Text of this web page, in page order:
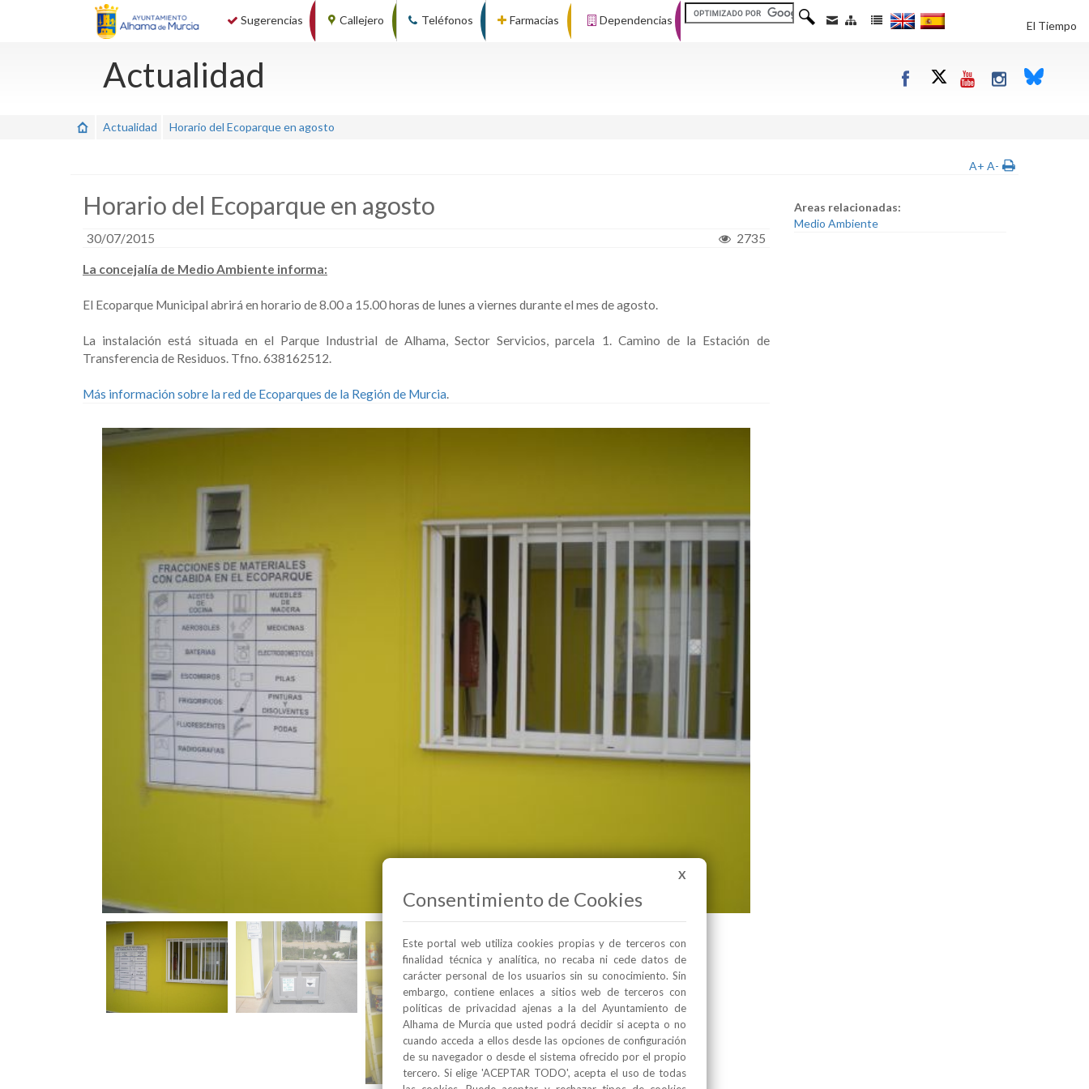
Sugerencias Callejero Teléfonos Farmacias Dependencias El Tiempo
Actualidad
Actualidad Horario del Ecoparque en agosto
A+ A-
Horario del Ecoparque en agosto
30/07/2015 2735
La concejalía de Medio Ambiente informa:
El Ecoparque Municipal abrirá en horario de 8.00 a 15.00 horas de lunes a viernes durante el mes de agosto.
La instalación está situada en el Parque Industrial de Alhama, Sector Servicios, parcela 1. Camino de la Estación de
Transferencia de Residuos. Tfno. 638162512.
Más información sobre la red de Ecoparques de la Región de Murcia.
Areas relacionadas:
Medio Ambiente
X
Consentimiento de Cookies
Este portal web utiliza cookies propias y de terceros con
finalidad técnica y analítica, no recaba ni cede datos de
carácter personal de los usuarios sin su conocimiento. Sin
embargo, contiene enlaces a sitios web de terceros con
políticas de privacidad ajenas a la del Ayuntamiento de
Alhama de Murcia que usted podrá decidir si acepta o no
cuando acceda a ellos desde las opciones de configuración
de su navegador o desde el sistema ofrecido por el propio
tercero. Si elige 'ACEPTAR TODO', acepta el uso de todas